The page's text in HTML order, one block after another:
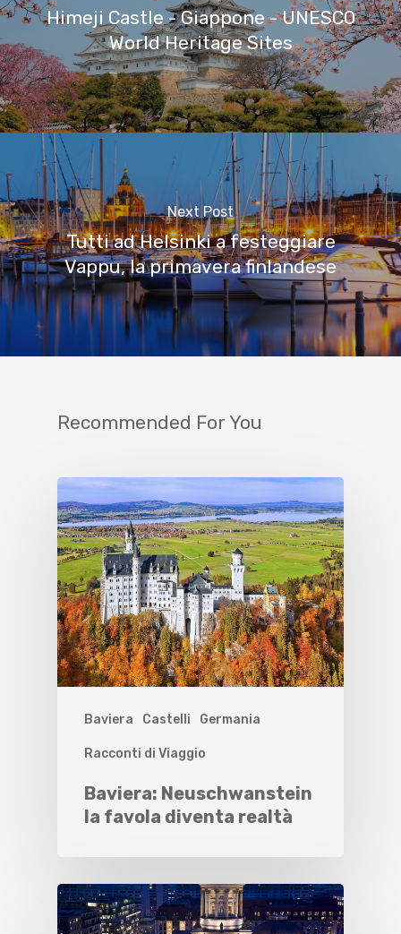
Himeji Castle - Giappone - UNESCO
World Heritage Sites
Next Post
Tutti ad Helsinki a festeggiare
Vappu, la primavera finlandese
Recommended For You
Baviera Castelli Germania
Racconti di Viaggio
Baviera: Neuschwanstein
la favola diventa realtà